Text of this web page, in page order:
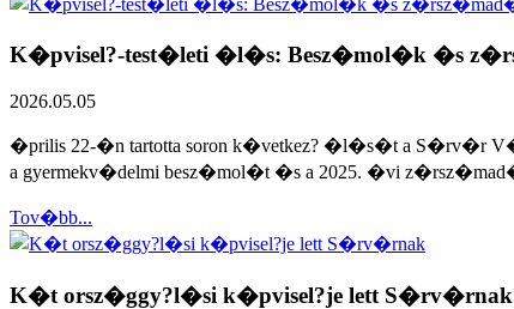
K�pvisel?-test�leti �l�s: Besz�mol�k �s
2026.05.05
�prilis 22-�n tartotta soron k�vetkez? �l�s�t a S�rv�r
a gyermekv�delmi besz�mol�t �s a 2025. �vi
Tov�bb...
K�t orsz�ggy?l�si k�pvisel?je lett S�rv�rnak